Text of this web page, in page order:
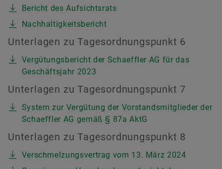
Bericht des Aufsichtsrats
Nachhaltigkeitsbericht
Unterlagen zu Tagesordnungspunkt 6
Vergütungsbericht der Schaeffler AG für das
Geschäftsjahr 2023
Unterlagen zu Tagesordnungspunkt 7
System zur Vergütung der Vorstandsmitglieder der
Schaeffler AG gemäß § 87a AktG
Unterlagen zu Tagesordnungspunkt 8
Verschmelzungsvertrag vom 13. März 2024